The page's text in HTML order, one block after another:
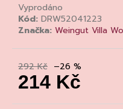
Vyprodáno
Kód: DRW52041223
Značka: Weingut Villa
292 Kč –26 %
214 Kč
D
o
p
o